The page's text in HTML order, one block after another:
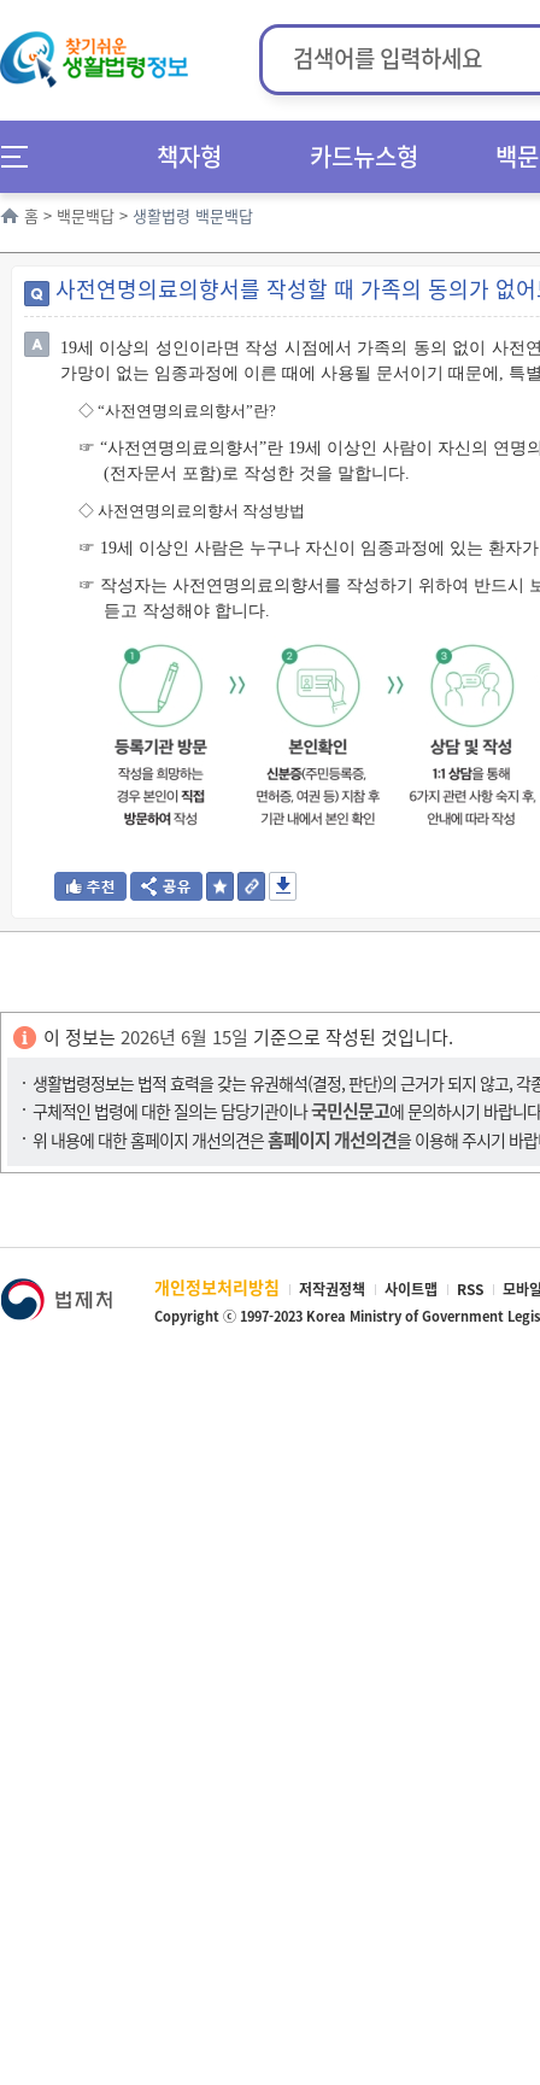
책자형 카드뉴스형 백
홈 > 백문백답 > 생활법령 백문백답
사전연명의료의향서를 작성할 때 가족의 동의가 없
19세 이상의 성인이라면 작성 시점에서 가족의 동의 없이 사전
가망이 없는 임종과정에 이른 때에 사용될 문서이기 때문에,
◇ “사전연명의료의향서”란?
☞ “사전연명의료의향서”란 19세 이상인 사람이 자신의 연
(전자문서 포함)로 작성한 것을 말합니다.
◇ 사전연명의료의향서 작성방법
☞ 19세 이상인 사람은 누구나 자신이 임종과정에 있는 환자
☞ 작성자는 사전연명의료의향서를 작성하기 위하여 반드시
듣고 작성해야 합니다.
이 정보는 2026년 6월 15일 기준으로 작성된 것입니다.
생활법령정보는 법적 효력을 갖는 유권해석(결정, 판단)의 근거가 되지 않고,
구체적인 법령에 대한 질의는 담당기관이나국민신문고에 문의하시기 바랍니
위 내용에 대한 홈페이지 개선의견은홈페이지 개선의견을 이용해 주시기 바
개인정보처리방침 저작권정책 사이트맵 RSS 모바
Copyright ⓒ 1997-2023 Korea Ministry of Government